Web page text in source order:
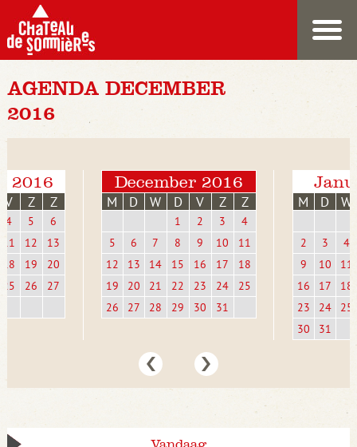
AGENDA DECEMBER
2016
2016
V Z Z
4 5
6
11
12
13
18
19
20
25
26 27
December 2016
M D W D V Z Z
1 2 3
4
5
6 7 8 9 10
11
12
13 14 15 16 17
18
19
20 21 22 23 24
25
26
27 28 29 30 31
M D W
2 3
4
9
10
11
16
17
18
23
24
25
30
31